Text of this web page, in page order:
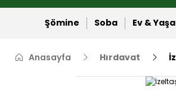
Şömine Soba Ev &
Anasayfa Hırdavat